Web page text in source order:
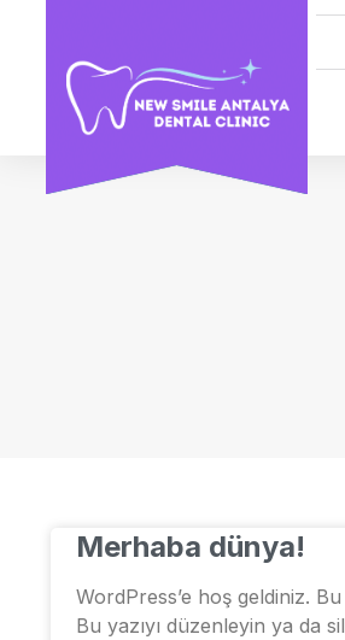
Merhaba dünya!
WordPress’e hoş geldiniz. Bu
Bu yazıyı düzenleyin ya da